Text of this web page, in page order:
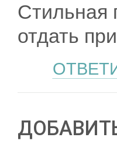
Стильная
отдать